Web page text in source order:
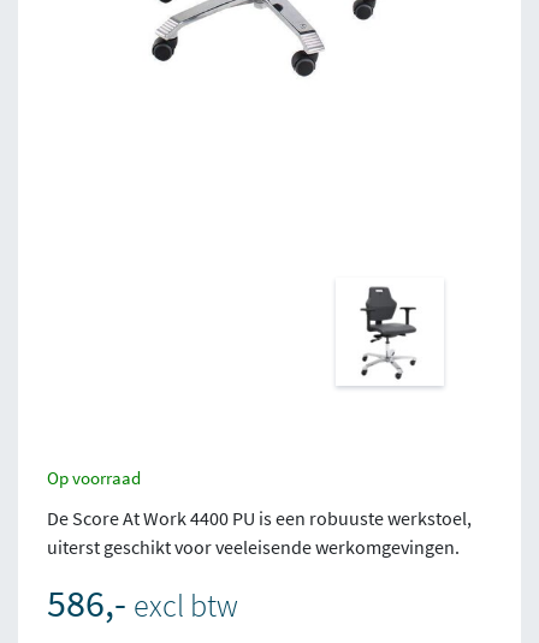
Op voorraad
De Score At Work 4400 PU is een robuuste werkstoel,
uiterst geschikt voor veeleisende werkomgevingen.
586,- excl btw